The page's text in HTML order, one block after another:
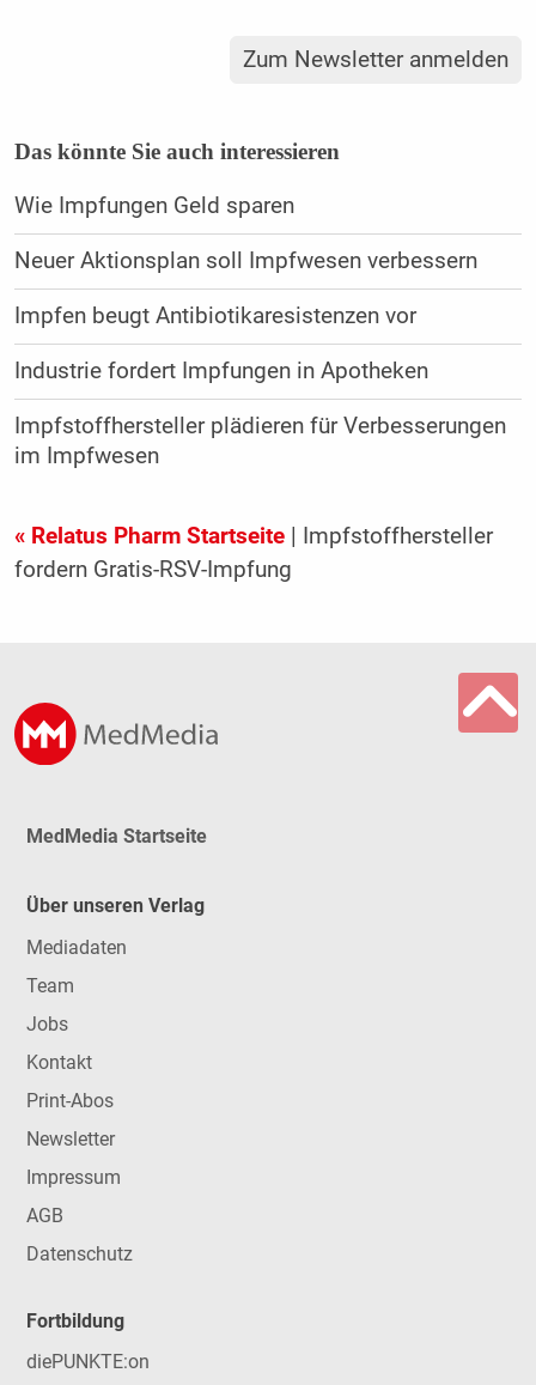
Zum Newsletter anmelden
Das könnte Sie auch interessieren
Wie Impfungen Geld sparen
Neuer Aktionsplan soll Impfwesen verbessern
Impfen beugt Antibiotikaresistenzen vor
Industrie fordert Impfungen in Apotheken
Impfstoffhersteller plädieren für Verbesserungen
im Impfwesen
« Relatus Pharm Startseite| Impfstoffhersteller
fordern Gratis-RSV-Impfung
MedMedia Startseite
Über unseren Verlag
Mediadaten
Team
Jobs
Kontakt
Print-Abos
Newsletter
Impressum
AGB
Datenschutz
Fortbildung
diePUNKTE:on